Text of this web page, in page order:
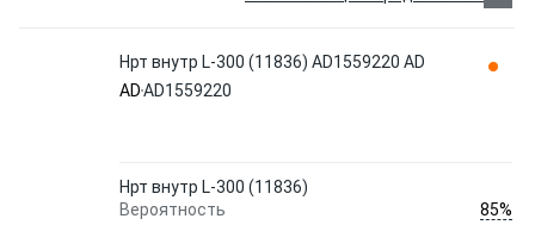
Нрт внутр L-300 (11836) AD1559220 AD
ADAD1559220
Нрт внутр L-300 (11836)
Вероятность
85%